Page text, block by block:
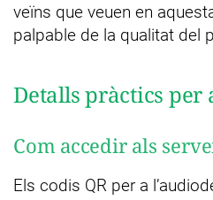
veïns que veuen en
palpable de la qualitat del
Detalls pràctics per
Com accedir als
Els codis QR per a